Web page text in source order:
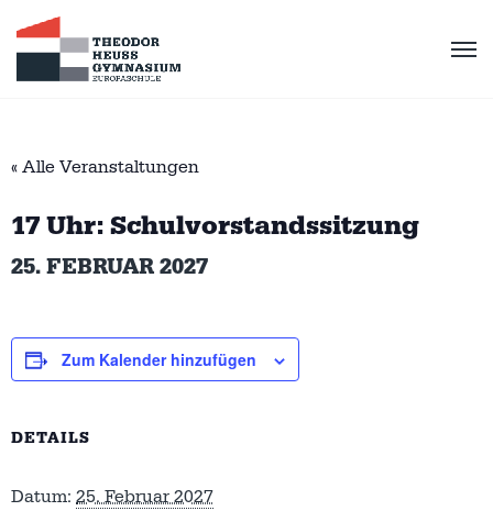
« Alle Veranstaltungen
17 Uhr: Schulvorstandssitzung
25. FEBRUAR 2027
Zum Kalender hinzufügen
DETAILS
Datum: 25. Februar 2027